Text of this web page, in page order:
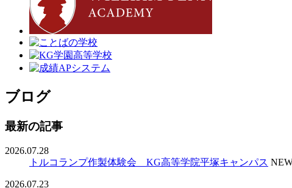
ブログ
最新の記事
2026.07.28
トルコランプ作製体験会 KG高等学院平塚キャンパス
2026.07.23